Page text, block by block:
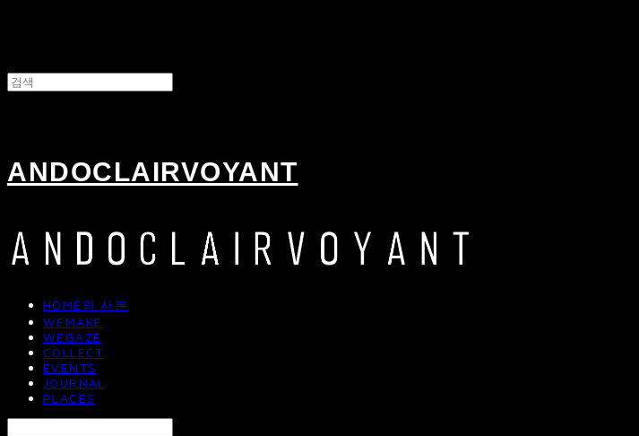
ANDOCLAIRVOYANT
HOME의 사본
WEMAKE
WEGAZE
COLLECT
EVENTS
JOURNAL
PLACES